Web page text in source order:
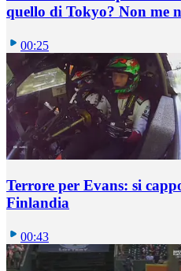
quello di Tokyo? Non me
00:25
Terrore per Evans: si
Finlandia
00:43